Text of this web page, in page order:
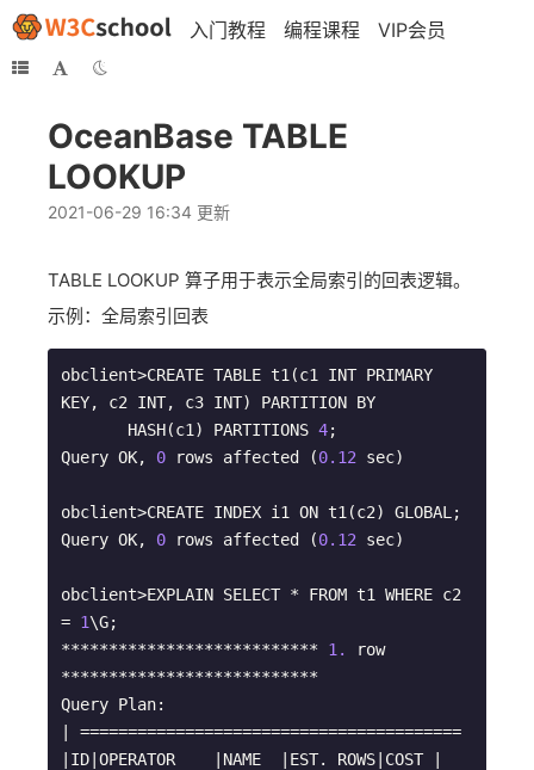
入门教程 编程课程 VIP会员
OceanBase TABLE
LOOKUP
2021-06-29 16:34 更新
TABLE LOOKUP 算子用于表示全局索引的回表逻辑。
示例：全局索引回表
obclient>CREATE TABLE t1(c1 INT PRIMARY
KEY, c2 INT, c3 INT) PARTITION BY
       HASH(c1) PARTITIONS
4;
Query OK, 0 rows affected (0.12 sec)
obclient>CREATE INDEX i1 ON t1(c2) GLOBAL;
Query OK, 0 rows affected (0.12 sec)
obclient>EXPLAIN SELECT * FROM t1 WHERE c2
= 1\G;
*************************** 1.
row
***************************
Query Plan:
| ========================================
|ID|OPERATOR    |NAME  |EST. ROWS|COST |